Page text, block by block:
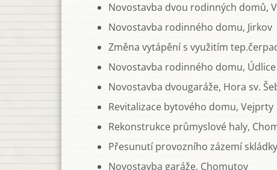
Novostavba dvou rodinných domů,
Novostavba rodinného domu, Jirkov
Změna vytápění s využitím
Novostavba rodinného domu, Údlice
Novostavba dvougaráže, Hora sv.
Revitalizace bytového domu, Vejprty
Rekonstrukce průmyslové haly,
Přesunutí provozního zázemí
Novostavba garáže, Chomutov